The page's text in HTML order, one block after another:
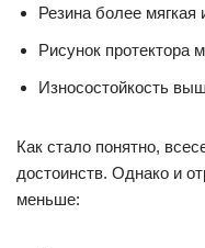
Резина более мягкая
Рисунок протектора
Износостойкость
Как стало понятно,
достоинств. Однако и
меньше: